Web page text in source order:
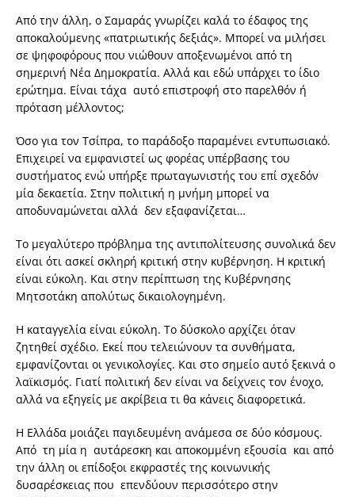
Από την άλλη, ο Σαμαράς γνωρίζει καλά το έδαφος της
αποκαλούμενης «πατριωτικής δεξιάς». Μπορεί να μιλήσει
σε ψηφοφόρους που νιώθουν αποξενωμένοι από τη
σημερινή Νέα Δημοκρατία. Αλλά και εδώ υπάρχει το ίδιο
ερώτημα. Είναι τάχα αυτό επιστροφή στο παρελθόν ή
πρόταση μέλλοντος;
Όσο για τον Τσίπρα, το παράδοξο παραμένει εντυπωσιακό.
Επιχειρεί να εμφανιστεί ως φορέας υπέρβασης του
συστήματος ενώ υπήρξε πρωταγωνιστής του επί σχεδόν
μία δεκαετία. Στην πολιτική η μνήμη μπορεί να
αποδυναμώνεται αλλά δεν εξαφανίζεται…
Το μεγαλύτερο πρόβλημα της αντιπολίτευσης συνολικά δεν
είναι ότι ασκεί σκληρή κριτική στην κυβέρνηση. Η κριτική
είναι εύκολη. Και στην περίπτωση της Κυβέρνησης
Μητσοτάκη απολύτως δικαιολογημένη.
Η καταγγελία είναι εύκολη. Το δύσκολο αρχίζει όταν
ζητηθεί σχέδιο. Εκεί που τελειώνουν τα συνθήματα,
εμφανίζονται οι γενικολογίες. Και στο σημείο αυτό ξεκινά ο
λαϊκισμός. Γιατί πολιτική δεν είναι να δείχνεις τον ένοχο,
αλλά να εξηγείς με ακρίβεια τι θα κάνεις διαφορετικά.
Η Ελλάδα μοιάζει παγιδευμένη ανάμεσα σε δύο κόσμους.
Από τη μία η αυτάρεσκη και αποκομμένη εξουσία και από
την άλλη οι επίδοξοι εκφραστές της κοινωνικής
δυσαρέσκειας που επενδύουν περισσότερο στην